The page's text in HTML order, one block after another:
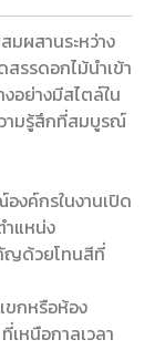
ผสานระหว่าง
รรดอกไม้นำเข้า
อย่างมีสไตล์ใน
ามรู้สึกที่สมบูรณ์
งค์กรในงานเปิด
ำแหน่ง
ญด้วยโทนสีที่
ขกหรือห้อง
หนือกาลเวลา